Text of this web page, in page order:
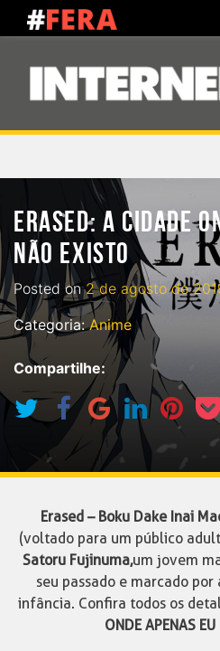
ERASED: A CIDADE
NÃO EXISTO
Posted on2 de agosto de
Categoria:Anime
Compartilhe:
Erased – Boku Dake Inai
(voltado para um público
Satoru Fujinuma,um jovem
seu passado e marcado
infância. Confira todos os
ONDE APENAS